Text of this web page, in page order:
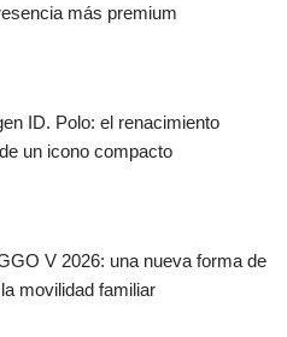
más premium
ID. Polo: el renacimiento
un icono compacto
V 2026: una nueva forma de
movilidad familiar